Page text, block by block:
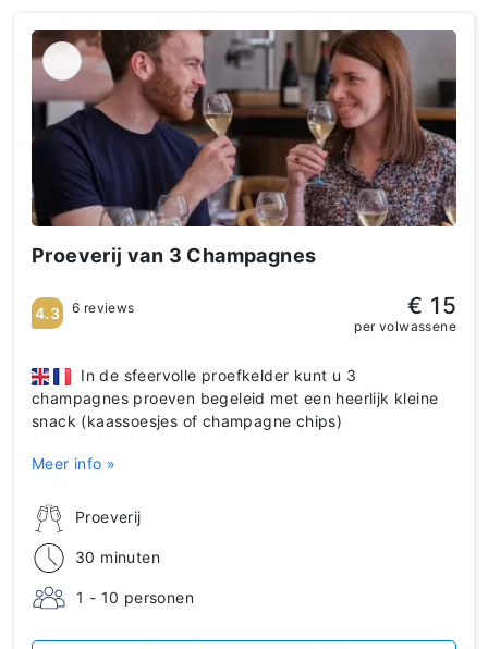
Proeverij van 3 Champagnes
Proeverij
30 minuten
1 - 10 personen
In de sfeervolle proefkelder kunt u 3
champagnes proeven begeleid met een heerlijk kleine
snack (kaassoesjes of champagne chips)
Meer info »
4.3 6 reviews € 15
per volwassene